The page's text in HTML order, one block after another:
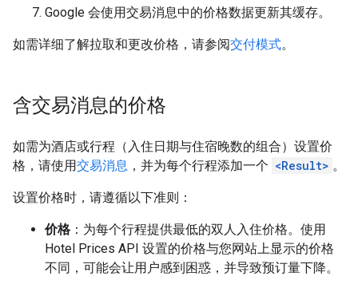
Google 会使用交易消息中的价格数据更新其缓存。
如需详细了解拉取和更改价格，请参阅交付模式。
含交易消息的价格
如需为酒店或行程（入住日期与住宿晚数的组合）设置价
格，请使用交易消息 ，并为每个行程添加一个 <Result> 。
设置价格时，请遵循以下准则：
价格 ：为每个行程提供最低的双人入住价格。使用
Hotel Prices API 设置的价格与您网站上显示的价格
不同，可能会让用户感到困惑，并导致预订量下降。